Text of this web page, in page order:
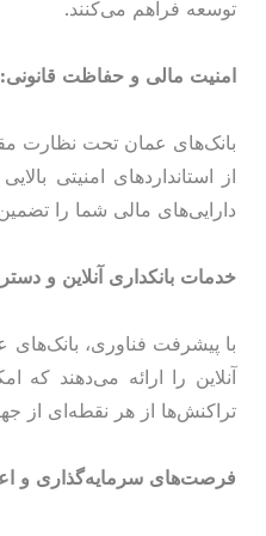
توسعه فراهم می‌کنند.
امنیت مالی و حفاظت قانونی:
بانک‌های عمان تحت نظارت
از استانداردهای امنیتی
دارایی‌های مالی شما را
خدمات بانکداری آنلاین و
با پیشرفت فناوری، بانک‌های
آنلاین را ارائه می‌دهند که
تراکنش‌ها از هر نقطه‌ای از
فرصت‌های سرمایه‌گذاری و